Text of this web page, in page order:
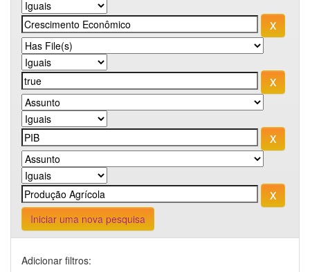
Iniciar uma nova pesquisa
Adicionar filtros: